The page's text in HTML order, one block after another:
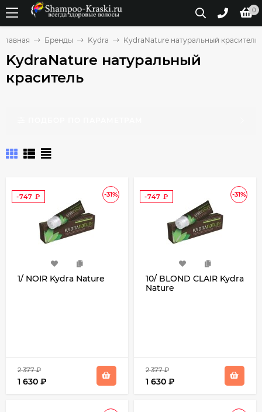
0
Главная Бренды Kydra KydraNature натуральный краситель
KydraNature натуральный
краситель
-31%
-747 ₽
1/ NOIR Kydra Nature
2 377₽
1 630 ₽
-31%
-747 ₽
10/ BLOND CLAIR Kydra
Nature
2 377₽
1 630 ₽